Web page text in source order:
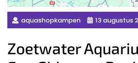
aquashopkampen 13 augustus
Zoetwater